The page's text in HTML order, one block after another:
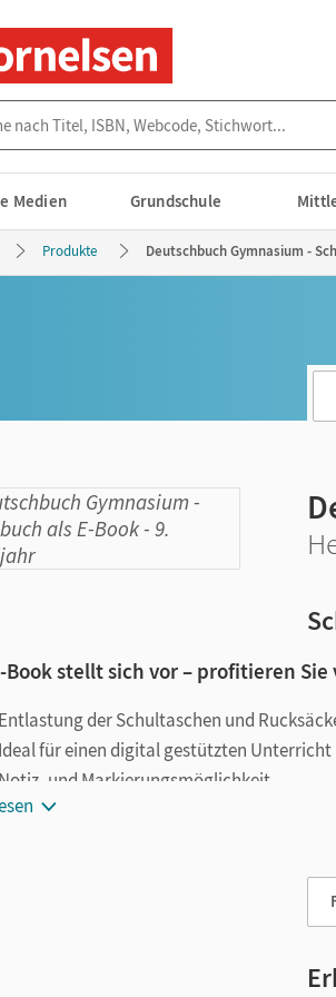
Medien Grundschule
Produkte Deutschbuch Gymnasium -
Book stellt sich vor – profitieren
Entlastung der Schultaschen und
Ideal für einen digital gestützten Unterricht
Notiz- und Markierungsmöglichkeit
unkompliziert verfügbar